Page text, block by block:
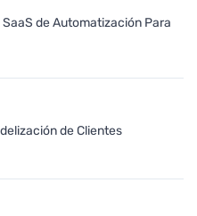
de Automatización Para
de Clientes